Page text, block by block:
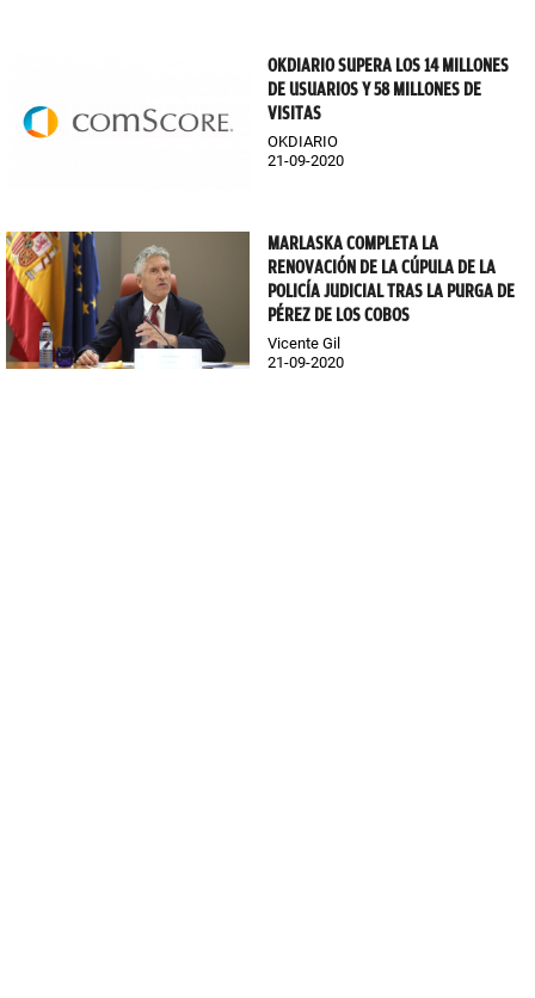
OKDIARIO SUPERA LOS 14 MILLONES
DE USUARIOS Y 58 MILLONES DE
VISITAS
OKDIARIO
21-09-2020
MARLASKA COMPLETA LA
RENOVACIÓN DE LA CÚPULA DE LA
POLICÍA JUDICIAL TRAS LA PURGA DE
PÉREZ DE LOS COBOS
Vicente Gil
21-09-2020